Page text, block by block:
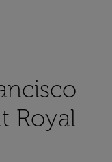
Royal